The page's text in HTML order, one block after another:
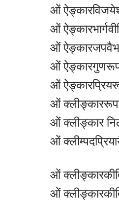
ओं
ओं
ओं
ओं
ओं
ओं
ओं क्लीङ्कार
ओं
ओं
ओं